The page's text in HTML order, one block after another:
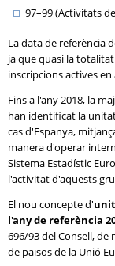
97–99 (Activitats
La data de referència
ja que quasi la
inscripcions actives
Fins a l'any 2018, la
han identificat la
cas d'Espanya,
manera d'operar
Sistema Estadístic
l'activitat d'aquests
El nou concepte d'
l'any de referència
696/93del Consell, de
de països de la Unió